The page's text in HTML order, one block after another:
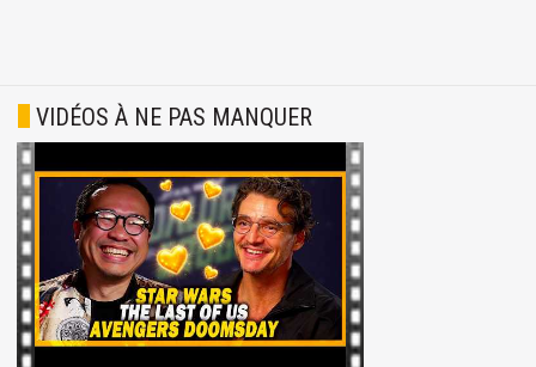
VIDÉOS À NE PAS MANQUER